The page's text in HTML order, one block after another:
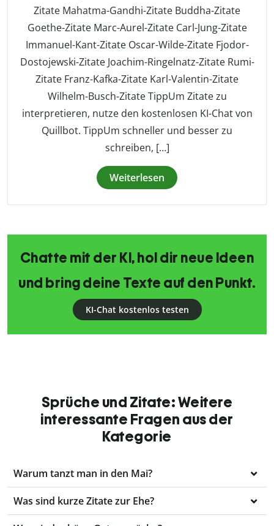
Zitate Mahatma-Gandhi-Zitate Buddha-Zitate
Goethe-Zitate Marc-Aurel-Zitate Carl-Jung-Zitate
Immanuel-Kant-Zitate Oscar-Wilde-Zitate Fjodor-
Dostojewski-Zitate Joachim-Ringelnatz-Zitate Rumi-
Zitate Franz-Kafka-Zitate Karl-Valentin-Zitate
Wilhelm-Busch-Zitate TippUm Zitate zu
interpretieren, nutze den kostenlosen KI-Chat von
Quillbot. TippUm schneller und besser zu
schreiben, […]
Weiterlesen
Chatte mit der KI, hol dir neue Ideen
und bring deine Texte auf den Punkt.
KI-Chat kostenlos testen
Sprüche und Zitate: Weitere
interessante Fragen aus der
Kategorie
Warum tanzt man in den Mai?
Was sind kurze Zitate zur Ehe?